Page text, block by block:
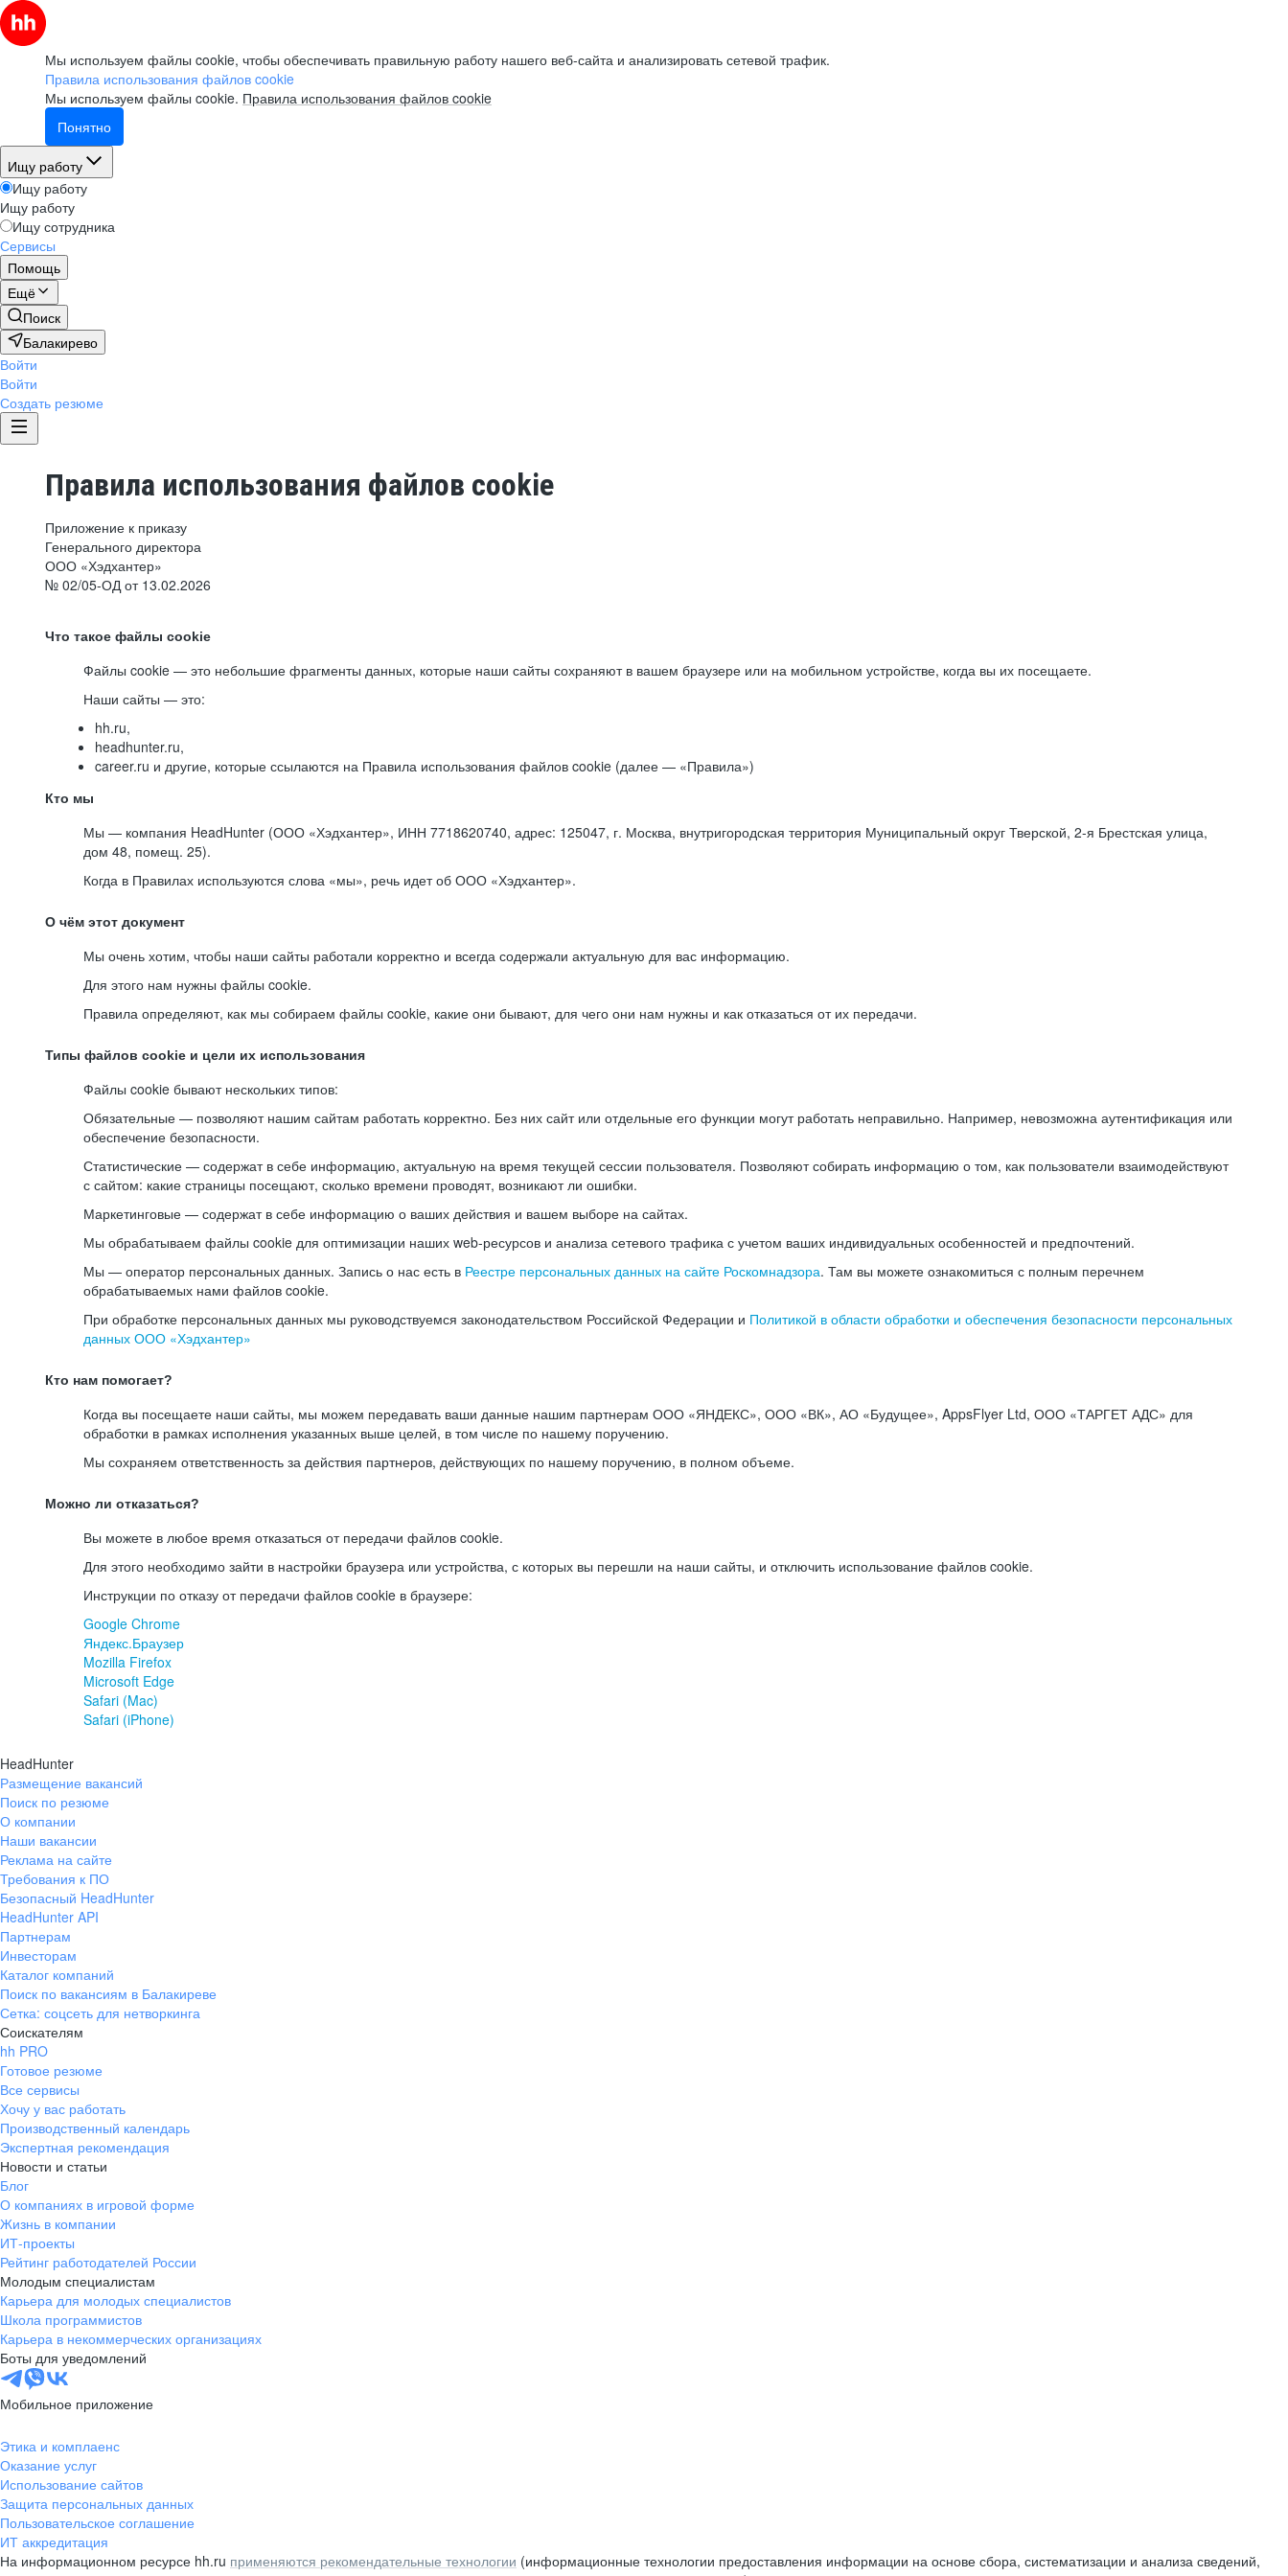
Мы используем файлы cookie, чтобы обеспечивать правильную работу нашего веб-сайта и анализировать сетевой трафик.
Правила использования файлов cookie
Мы используем файлы cookie. Правила использования файлов cookie
Понятно
Ищу работу
Ищу работу
Ищу работу
Ищу сотрудника
Сервисы
Помощь
Ещё
Поиск
Балакирево
Войти
Войти
Создать резюме
Правила использования файлов cookie
Приложение к приказу
Генерального директора
ООО «Хэдхантер»
№ 02/05-ОД от 13.02.2026
Что такое файлы cookie
Файлы cookie — это небольшие фрагменты данных, которые наши сайты сохраняют в вашем браузере или на мобильном устройстве, когда вы их посещаете.
Наши сайты — это:
hh.ru,
headhunter.ru,
career.ru и другие, которые ссылаются на Правила использования файлов cookie (далее — «Правила»)
Кто мы
Мы — компания HeadHunter (ООО «Хэдхантер», ИНН 7718620740, адрес: 125047, г. Москва, внутригородская территория Муниципальный округ Тверской, 2-я Брестская улица,
дом 48, помещ. 25).
Когда в Правилах используются слова «мы», речь идет об ООО «Хэдхантер».
О чём этот документ
Мы очень хотим, чтобы наши сайты работали корректно и всегда содержали актуальную для вас информацию.
Для этого нам нужны файлы cookie.
Правила определяют, как мы собираем файлы cookie, какие они бывают, для чего они нам нужны и как отказаться от их передачи.
Типы файлов cookie и цели их использования
Файлы cookie бывают нескольких типов:
Обязательные — позволяют нашим сайтам работать корректно. Без них сайт или отдельные его функции могут работать неправильно. Например, невозможна аутентификация или
обеспечение безопасности.
Статистические — содержат в себе информацию, актуальную на время текущей сессии пользователя. Позволяют собирать информацию о том, как пользователи взаимодействуют
с сайтом: какие страницы посещают, сколько времени проводят, возникают ли ошибки.
Маркетинговые — содержат в себе информацию о ваших действия и вашем выборе на сайтах.
Мы обрабатываем файлы cookie для оптимизации наших web-ресурсов и анализа сетевого трафика с учетом ваших индивидуальных особенностей и предпочтений.
Мы — оператор персональных данных. Запись о нас есть в Реестре персональных данных на сайте Роскомнадзора. Там вы можете ознакомиться с полным перечнем
обрабатываемых нами файлов cookie.
При обработке персональных данных мы руководствуемся законодательством Российской Федерации и Политикой в области обработки и обеспечения безопасности персональных
данных ООО «Хэдхантер»
Кто нам помогает?
Когда вы посещаете наши сайты, мы можем передавать ваши данные нашим партнерам ООО «ЯНДЕКС», ООО «ВК», АО «Будущее», AppsFlyer Ltd, ООО «ТАРГЕТ АДС» для
обработки в рамках исполнения указанных выше целей, в том числе по нашему поручению.
Мы сохраняем ответственность за действия партнеров, действующих по нашему поручению, в полном объеме.
Можно ли отказаться?
Вы можете в любое время отказаться от передачи файлов cookie.
Для этого необходимо зайти в настройки браузера или устройства, с которых вы перешли на наши сайты, и отключить использование файлов cookie.
Инструкции по отказу от передачи файлов cookie в браузере:
Google Chrome
Яндекс.Браузер
Mozilla Firefox
Microsoft Edge
Safari (Mac)
Safari (iPhone)
HeadHunter
Размещение вакансий
Поиск по резюме
О компании
Наши вакансии
Реклама на сайте
Требования к ПО
Безопасный HeadHunter
HeadHunter API
Партнерам
Инвесторам
Каталог компаний
Поиск по вакансиям в Балакиреве
Сетка: соцсеть для нетворкинга
Соискателям
hh PRO
Готовое резюме
Все сервисы
Хочу у вас работать
Производственный календарь
Экспертная рекомендация
Новости и статьи
Блог
О компаниях в игровой форме
Жизнь в компании
ИТ-проекты
Рейтинг работодателей России
Молодым специалистам
Карьера для молодых специалистов
Школа программистов
Карьера в некоммерческих организациях
Боты для уведомлений
Мобильное приложение
Этика и комплаенс
Оказание услуг
Использование сайтов
Защита персональных данных
Пользовательское соглашение
ИТ аккредитация
На информационном ресурсе hh.ru применяются рекомендательные технологии (информационные технологии предоставления информации на основе сбора, систематизации и анализа сведений,